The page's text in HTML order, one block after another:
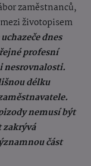
zaměstnanců,
životopisem
dnes
profesní
nesrovnalosti.
délku
nemusí být
část